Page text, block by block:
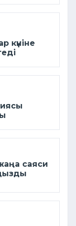
күніне
саяси